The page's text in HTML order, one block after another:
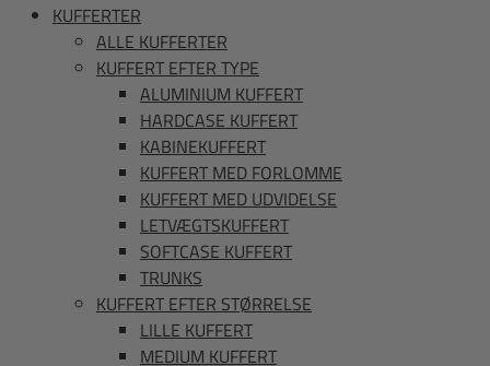
KUFFERTER
ALLE KUFFERTER
KUFFERT EFTER TYPE
ALUMINIUM KUFFERT
HARDCASE KUFFERT
KABINEKUFFERT
KUFFERT MED FORLOMME
KUFFERT MED UDVIDELSE
LETVÆGTSKUFFERT
SOFTCASE KUFFERT
TRUNKS
KUFFERT EFTER STØRRELSE
LILLE KUFFERT
MEDIUM KUFFERT